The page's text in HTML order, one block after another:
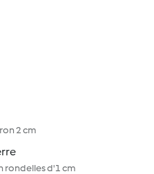
2 cm
rondelles d'1 cm